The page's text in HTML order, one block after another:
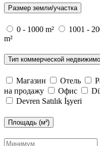
Размер земли/участка
0 - 1000 m² 1001 -
m²
Тип коммерческой
Магазин Отель
на продажу
Офис
Devren Satılık İşyeri
Площадь (м²)